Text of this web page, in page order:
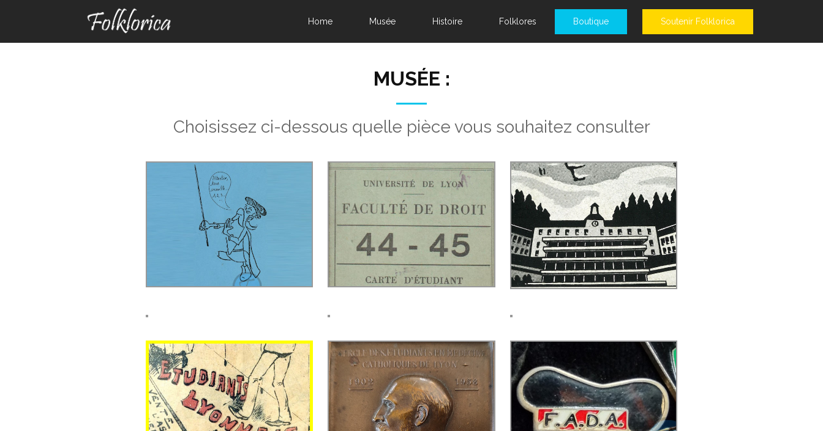
Home Musée Histoire Folklores Boutique Soutenir Folklorica
MUSÉE :
Choisissez ci-dessous quelle pièce vous souhaitez consulter